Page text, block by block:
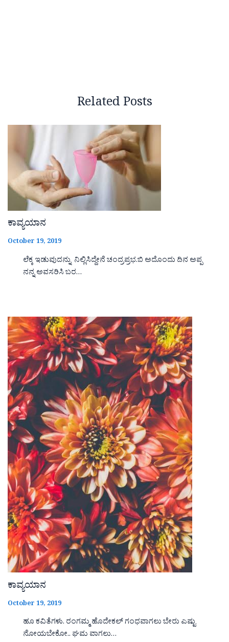
Related Posts
ಕಾವ್ಯಯಾನ
October 19, 2019
ಲೆಕ್ಕ ಇಡುವುದನ್ನು ನಿಲ್ಲಿಸಿದ್ದೇನೆ ಚಂದ್ರಪ್ರಭ.ಬಿ ಅದೊಂದು ದಿನ ಅಪ್ಪ
ನನ್ನ ಅವಸರಿಸಿ ಬರ…
ಕಾವ್ಯಯಾನ
October 19, 2019
ಹೂ ಕವಿತೆಗಳು. ರಂಗಮ್ಮ ಹೊದೇಕಲ್ ಗಂಧವಾಗಲು ಬೇರು ಎಷ್ಟು
ನೋಯಬೇಕೋ.. ಘಮ ವಾಗಲು…